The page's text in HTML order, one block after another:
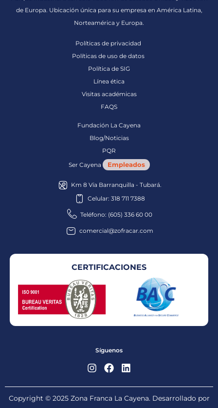
de Europa. Ubicación única para su empresa en América Latina,
Norteamérica y Europa.
Políticas de privacidad
Políticas de uso de datos
Política de SIG
Línea ética
Visitas académicas
FAQS
Fundación La Cayena
Blog/Noticias
PQR
Ser Cayena
Empleados
Km 8 Vía Barranquilla - Tubará.
Celular: 318 711 7388
Teléfono: (605) 336 60 00
comercial@zofracar.com
CERTIFICACIONES
Síguenos
Copyright © 2025 Zona Franca La Cayena. Desarrollado por